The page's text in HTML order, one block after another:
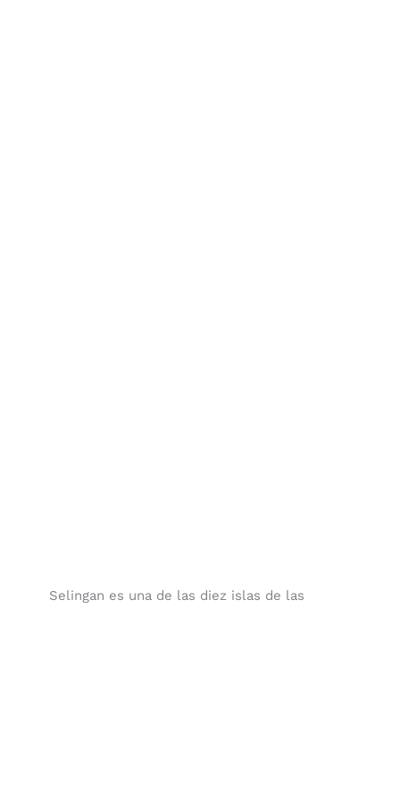
Selingan es una de las diez islas de las